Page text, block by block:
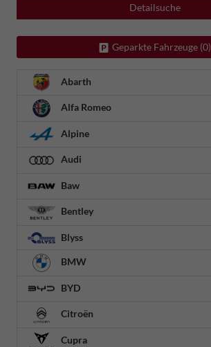
Detailsuche
Geparkte Fahrzeuge (0)
Abarth
Alfa Romeo
Alpine
Audi
Baw
Bentley
Blyss
BMW
BYD
Citroën
Cupra